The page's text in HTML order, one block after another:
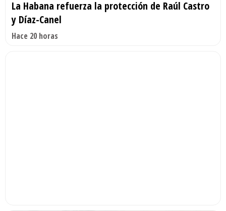
La Habana refuerza la protección de Raúl Castro
y Díaz-Canel
Hace 20 horas